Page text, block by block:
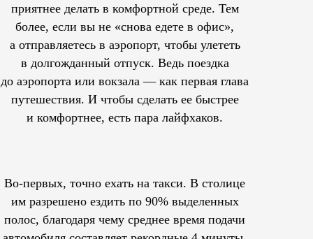
приятнее делать в комфортной среде. Тем
более, если вы не «снова едете в офис»,
а отправляетесь в аэропорт, чтобы улететь
в долгожданный отпуск. Ведь поездка
до аэропорта или вокзала — как первая глава
путешествия. И чтобы сделать ее быстрее
и комфортнее, есть пара лайфхаков.
Во-первых, точно ехать на такси. В столице
им разрешеноездить по 90% выделенных
полос, благодаря чему среднее время подачи